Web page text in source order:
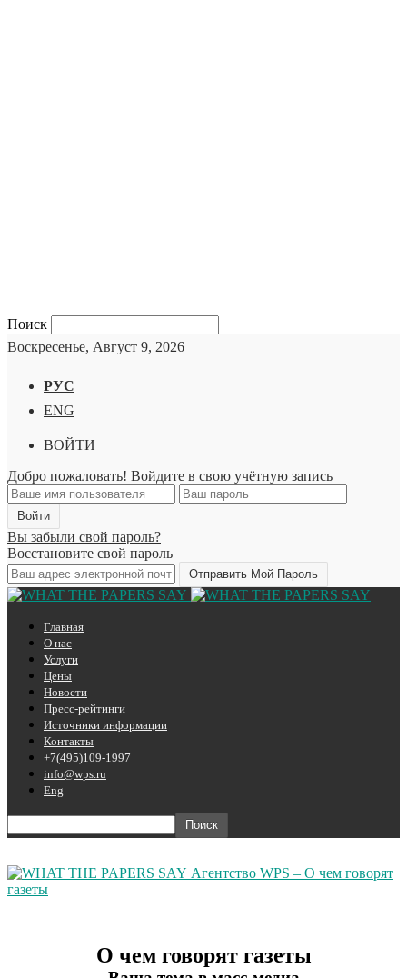
Поиск
Воскресенье, Август 9, 2026
РУС
ENG
ВОЙТИ
Добро пожаловать! Войдите в свою учётную запись
Вы забыли свой пароль?
Восстановите свой пароль
Главная
О нас
Услуги
Цены
Новости
Пресс-рейтинги
Источники информации
Контакты
+7(495)109-1997
info@wps.ru
Eng
Агентство WPS – О чем говорят
газеты
О чем говорят газеты